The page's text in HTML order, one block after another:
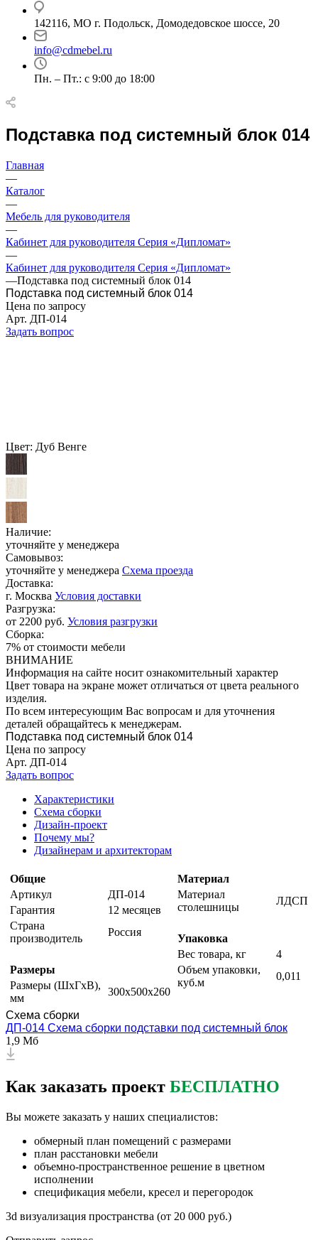
142116, МО г. Подольск, Домодедовское шоссе, 20
info@cdmebel.ru
Пн. – Пт.: с 9:00 до 18:00
Подставка под системный блок 014
Главная
—
Каталог
—
Мебель для руководителя
—
Кабинет для руководителя Серия «Дипломат»
—
Кабинет для руководителя Серия «Дипломат»
—Подставка под системный блок 014
Подставка под системный блок 014
Цена по запросу
Арт. ДП-014
Задать вопрос
Цвет: Дуб Венге
Наличие:
уточняйте у менеджера
Самовывоз:
уточняйте у менеджера Схема проезда
Доставка:
г. Москва Условия доставки
Разгрузка:
от 2200 руб. Условия разгрузки
Сборка:
7% от стоимости мебели
ВНИМАНИЕ
Информация на сайте носит ознакомительный характер
Цвет товара на экране может отличаться от цвета реального
изделия.
По всем интересующим Вас вопросам и для уточнения
деталей обращайтесь к менеджерам.
Подставка под системный блок 014
Цена по запросу
Арт. ДП-014
Задать вопрос
Характеристики
Схема сборки
Дизайн-проект
Почему мы?
Дизайнерам и архитекторам
Общие
Артикул
ДП-014
Гарантия
12 месяцев
Страна
производитель
Россия
Размеры
Размеры (ШxГxВ),
мм
300х500х260
Материал
Материал
столешницы
ЛДСП
Упаковка
Вес товара, кг
4
Объем упаковки,
куб.м
0,011
Схема сборки
ДП-014 Схема сборки подставки под системный блок
1,9 Мб
Как заказать проект БЕСПЛАТНО
Вы можете заказать у наших специалистов:
обмерный план помещений с размерами
план расстановки мебели
объемно-пространственное решение в цветном
исполнении
спецификация мебели, кресел и перегородок
3d визуализация пространства (от 20 000 руб.)